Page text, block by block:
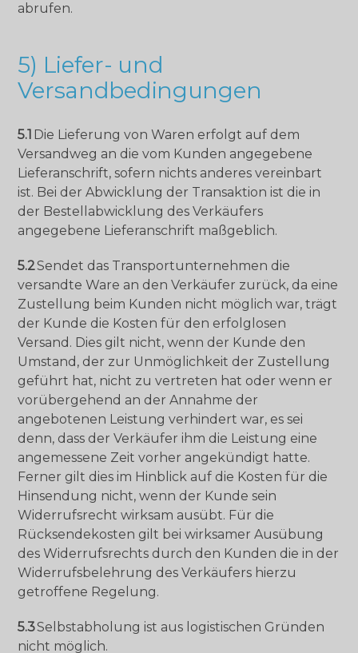
abrufen.
5) Liefer- und
Versandbedingungen
5.1 Die Lieferung von Waren erfolgt auf dem
Versandweg an die vom Kunden angegebene
Lieferanschrift, sofern nichts anderes vereinbart
ist. Bei der Abwicklung der Transaktion ist die in
der Bestellabwicklung des Verkäufers
angegebene Lieferanschrift maßgeblich.
5.2Sendet das Transportunternehmen die
versandte Ware an den Verkäufer zurück, da eine
Zustellung beim Kunden nicht möglich war, trägt
der Kunde die Kosten für den erfolglosen
Versand. Dies gilt nicht, wenn der Kunde den
Umstand, der zur Unmöglichkeit der Zustellung
geführt hat, nicht zu vertreten hat oder wenn er
vorübergehend an der Annahme der
angebotenen Leistung verhindert war, es sei
denn, dass der Verkäufer ihm die Leistung eine
angemessene Zeit vorher angekündigt hatte.
Ferner gilt dies im Hinblick auf die Kosten für die
Hinsendung nicht, wenn der Kunde sein
Widerrufsrecht wirksam ausübt. Für die
Rücksendekosten gilt bei wirksamer Ausübung
des Widerrufsrechts durch den Kunden die in der
Widerrufsbelehrung des Verkäufers hierzu
getroffene Regelung.
5.3Selbstabholung ist aus logistischen Gründen
nicht möglich.